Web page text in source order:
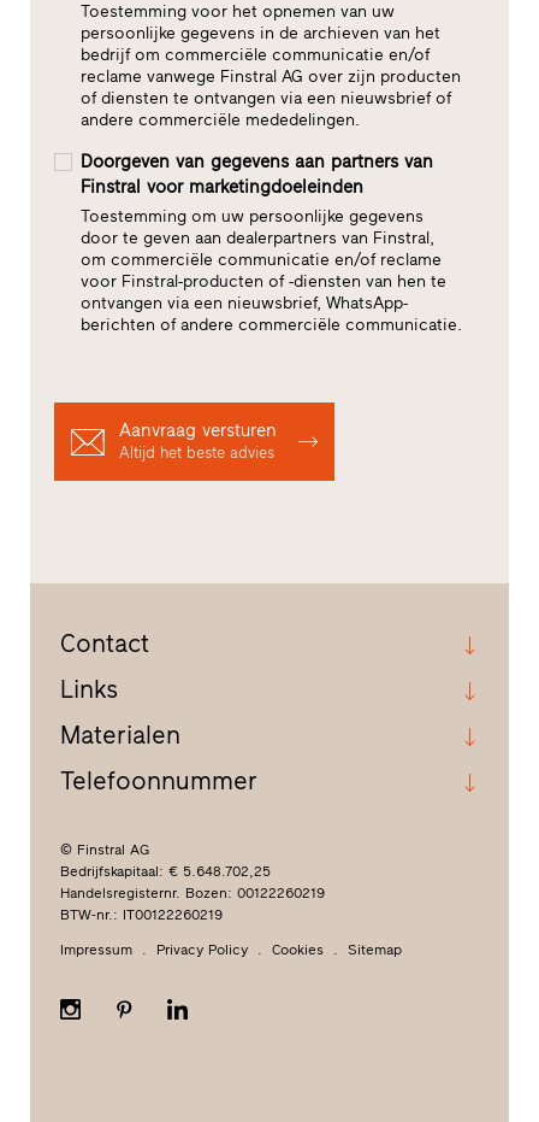
Toestemming voor het opnemen van uw
persoonlijke gegevens in de archieven van het
bedrijf om commerciële communicatie en/of
reclame vanwege Finstral AG over zijn producten
of diensten te ontvangen via een nieuwsbrief of
andere commerciële mededelingen.
Doorgeven van gegevens aan partners van
Finstral voor marketingdoeleinden
Toestemming om uw persoonlijke gegevens
door te geven aan dealerpartners van Finstral,
om commerciële communicatie en/of reclame
voor Finstral-producten of -diensten van hen te
ontvangen via een nieuwsbrief, WhatsApp-
berichten of andere commerciële communicatie.
Aanvraag versturen
Altijd het beste advies
Contact
Links
Materialen
Telefoonnummer
© Finstral AG
Bedrijfskapitaal: € 5.648.702,25
Handelsregisternr. Bozen: 00122260219
BTW-nr.: IT00122260219
Impressum Privacy Policy Cookies Sitemap